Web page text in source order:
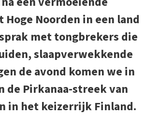
Noorden in een land
met tongbrekers die
slaapverwekkende
de avond komen we in
de Pirkanaa-streek van
in het keizerrijk Finland.